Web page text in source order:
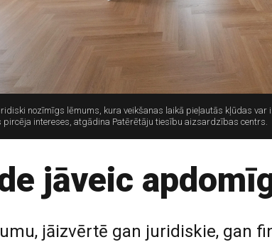
nozīmīgs lēmums, kura veikšanas laikā pieļautās kļūdas
intereses, atgādina Patērētāju tiesību aizsardzības centrs.
jāveic
jāizvērtē gan juridiskie, gan